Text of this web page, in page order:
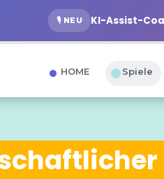
🎙️ NEU KI-Assist-
HOME Spiele